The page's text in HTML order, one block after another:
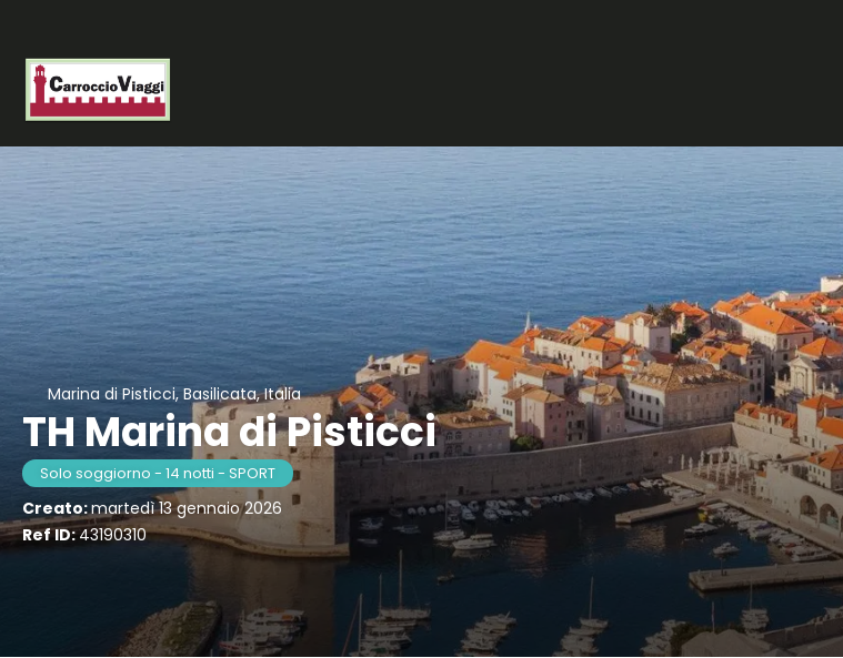
Marina di Pisticci, Basilicata, Italia
TH Marina di Pisticci
Solo soggiorno - 14 notti - SPORT
Creato:martedì 13 gennaio 2026
Ref ID:43190310